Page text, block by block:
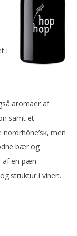
i
aromaer af
samt et
men
bær og
af en pæn
struktur i vinen.